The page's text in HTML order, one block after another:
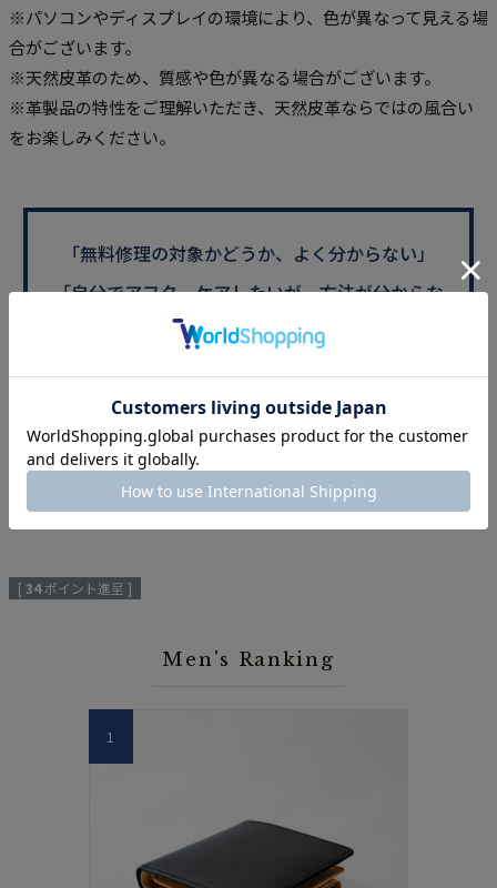
※パソコンやディスプレイの環境により、色が異なって見える場
合がございます。
※天然皮革のため、質感や色が異なる場合がございます。
※革製品の特性をご理解いただき、天然皮革ならではの風合い
をお楽しみください。
「無料修理の対象かどうか、よく分からない」
「自分でアフターケアしたいが、方法が分からな
お客様からよくお寄せいただくご質
問にお答えしました。
アフターケアのよくあるご質問
[34ポイント進呈 ]
Men's Ranking
1